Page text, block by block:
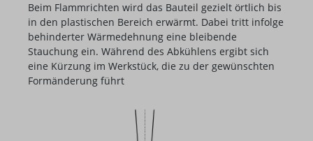
Beim Flammrichten wird das Bauteil gezielt örtlich bis
in den plastischen Bereich erwärmt. Dabei tritt infolge
behinderter Wärmedehnung eine bleibende
Stauchung ein. Während des Abkühlens ergibt sich
eine Kürzung im Werkstück, die zu der gewünschten
Formänderung führt